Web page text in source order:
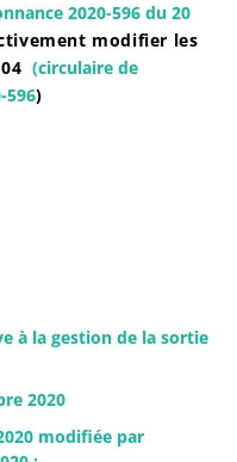
2020-596 du 20
modifier les
(circulaire de
596)
à la gestion de la sortie
2020
modifiée par